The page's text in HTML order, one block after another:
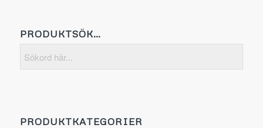
PRODUKTSÖK…
PRODUKTKATEGORIER